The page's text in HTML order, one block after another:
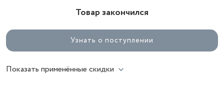
Товар закончился
Узнать о поступлении
Показать применённые скидки